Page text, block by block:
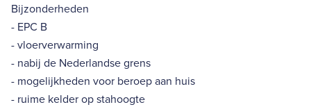
Bijzonderheden
- EPC B
- vloerverwarming
- nabij de Nederlandse grens
- mogelijkheden voor beroep aan huis
- ruime kelder op stahoogte